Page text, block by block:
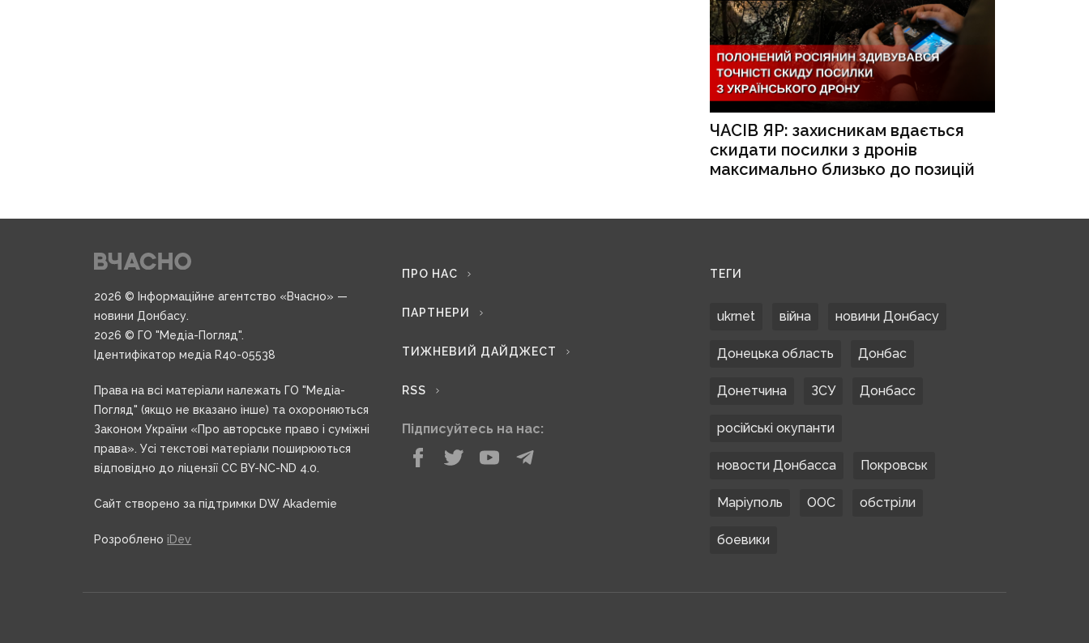
ЧАСІВ ЯР: захисникам вдається
скидати посилки з дронів
максимально близько до позицій
2026 © Інформаційне агентство «Вчасно» —
новини Донбасу.
2026 © ГО "Медіа-Погляд".
Ідентифікатор медіа R40-05538
Права на всі матеріали належать ГО "Медіа-
Погляд" (якщо не вказано інше) та охороняються
Законом України «Про авторське право і суміжні
права». Усі текстові матеріали поширюються
відповідно до ліцензії CC BY-NC-ND 4.0.
Сайт створено за підтримки DW Akademie
Розроблено iDev
ПРО НАС
ПАРТНЕРИ
ТИЖНЕВИЙ ДАЙДЖЕСТ
RSS
Підписуйтесь на нас:
ТЕГИ
ukrnet війна новини Донбасу
Донецька область Донбас
Донетчина ЗСУ Донбасс
російські окупанти
новости Донбасса Покровськ
Маріуполь ООС обстріли
боевики